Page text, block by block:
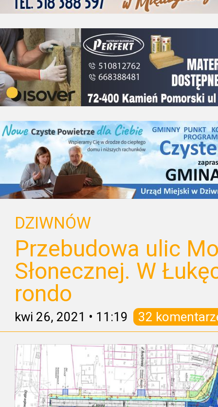
DZIWNÓW
Przebudowa ulic
Słonecznej. W
rondo
kwi 26, 2021 • 11:19 32